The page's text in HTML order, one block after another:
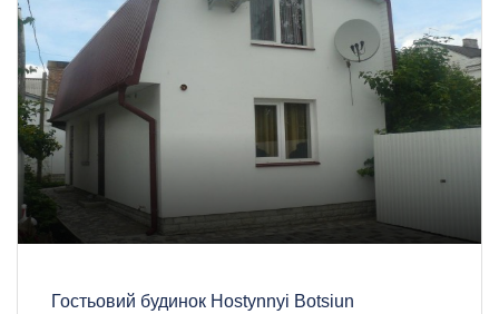
Гостьовий будинок Hostynnyi Botsiun